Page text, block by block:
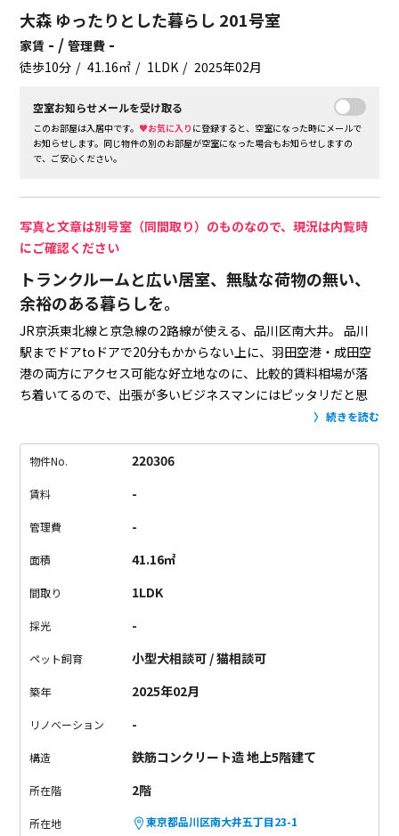
大森 ゆったりとした暮らし 201号室
家賃 - /管理費 -
徒歩10分 41.16㎡ 1LDK 2025年02月
空室お知らせメールを受け取る
このお部屋は入居中です。♥お気に入り に登録すると、空室になった時にメールで
お知らせします。同じ物件の別のお部屋が空室になった場合もお知らせしますの
で、ご安心ください。
写真と文章は別号室（同間取り）のものなので、現況は内覧時
にご確認ください
トランクルームと広い居室、無駄な荷物の無い、
余裕のある暮らしを。
JR京浜東北線と京急線の2路線が使える、品川区南大井。 品川
駅までドアtoドアで20分もかからない上に、羽田空港・成田空
港の両方にアクセス可能な好立地なのに、比較的賃料相場が落
ち着いてるので、出張が多いビジネスマンにはピッタリだと思
駅前にはスーパーや商業施設が充実しているので、普
カウンターキッチンのある物件なので、駅前で買い物をして、
と料理のモチベーションが上がりますし、調理スペースも広い
ので料理がはかどりそう！
ちゃって、ゆったりとした暮らしを楽しめます。
り的にカップルの同棲やDINKs向きだと思うので、素敵な2人暮
続きを読む
物件No. 220306
賃料 -
管理費 -
面積 41.16㎡
間取り 1LDK
採光 -
ペット飼育 小型犬相談可 / 猫相談可
築年 2025年02月
リノベーション -
構造 鉄筋コンクリート造 地上5階建て
所在階 2階
所在地 東京都品川区南大井五丁目23-1